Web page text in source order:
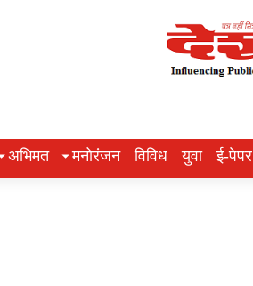
अभिमत मनोरंजन विविध युवा ई-पेपर